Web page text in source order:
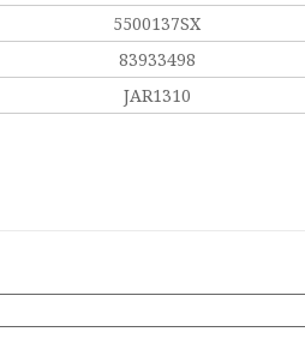
5500137SX
83933498
JAR1310